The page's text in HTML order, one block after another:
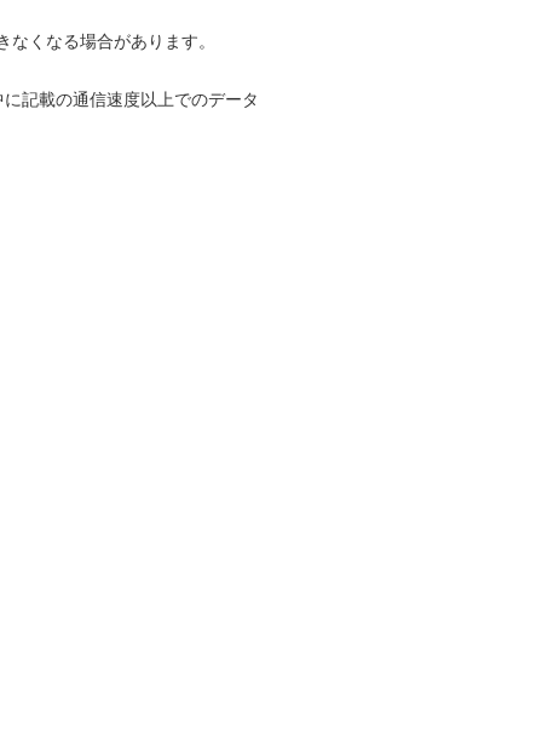
くなる場合があります。
記載の通信速度以上でのデータ